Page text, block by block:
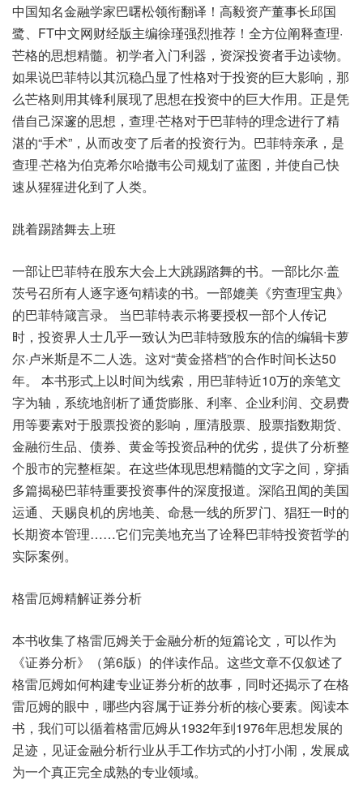
中国知名金融学家巴曙松领衔翻译！高毅资产董事长邱国
鹭、FT中文网财经版主编徐瑾强烈推荐！全方位阐释查理·
芒格的思想精髓。初学者入门利器，资深投资者手边读物。
如果说巴菲特以其沉稳凸显了性格对于投资的巨大影响，那
么芒格则用其锋利展现了思想在投资中的巨大作用。正是凭
借自己深邃的思想，查理·芒格对于巴菲特的理念进行了精
湛的“手术”，从而改变了后者的投资行为。巴菲特亲承，是
查理·芒格为伯克希尔哈撒韦公司规划了蓝图，并使自己快
速从猩猩进化到了人类。
跳着踢踏舞去上班
一部让巴菲特在股东大会上大跳踢踏舞的书。一部比尔·盖
茨号召所有人逐字逐句精读的书。一部媲美《穷查理宝典》
的巴菲特箴言录。 当巴菲特表示将要授权一部个人传记
时，投资界人士几乎一致认为巴菲特致股东的信的编辑卡萝
尔·卢米斯是不二人选。这对“黄金搭档”的合作时间长达50
年。 本书形式上以时间为线索，用巴菲特近10万的亲笔文
字为轴，系统地剖析了通货膨胀、利率、企业利润、交易费
用等要素对于股票投资的影响，厘清股票、股票指数期货、
金融衍生品、债券、黄金等投资品种的优劣，提供了分析整
个股市的完整框架。在这些体现思想精髓的文字之间，穿插
多篇揭秘巴菲特重要投资事件的深度报道。深陷丑闻的美国
运通、天赐良机的房地美、命悬一线的所罗门、猖狂一时的
长期资本管理……它们完美地充当了诠释巴菲特投资哲学的
实际案例。
格雷厄姆精解证券分析
本书收集了格雷厄姆关于金融分析的短篇论文，可以作为
《证券分析》（第6版）的伴读作品。这些文章不仅叙述了
格雷厄姆如何构建专业证券分析的故事，同时还揭示了在格
雷厄姆的眼中，哪些内容属于证券分析的核心要素。阅读本
书，我们可以循着格雷厄姆从1932年到1976年思想发展的
足迹，见证金融分析行业从手工作坊式的小打小闹，发展成
为一个真正完全成熟的专业领域。